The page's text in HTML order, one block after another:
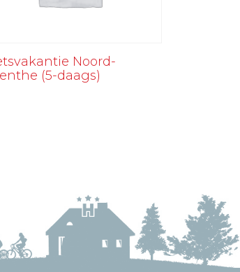
Noord-
(5-daags)